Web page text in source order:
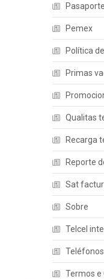
Pemex
Política
Primas
Qualitas
Recarga
Reporte
Sat
Sobre
Telcel
Termos e